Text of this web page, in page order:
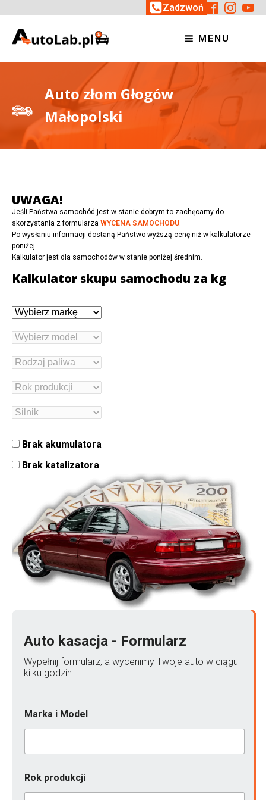
Zadzwoń
MENU
Auto złom Głogów
Małopolski
UWAGA!
Jeśli Państwa samochód jest w stanie dobrym to zachęcamy do
skorzystania z formularza WYCENA SAMOCHODU.
Po wysłaniu informacji dostaną Państwo wyższą cenę niż w kalkulatorze
poniżej.
Kalkulator jest dla samochodów w stanie poniżej średnim.
Kalkulator skupu samochodu za kg
Brak akumulatora
Brak katalizatora
Auto kasacja - Formularz
Wypełnij formularz, a wycenimy Twoje auto w ciągu
kilku godzin
Marka i Model
Rok produkcji